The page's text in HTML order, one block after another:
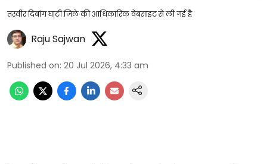
तस्वीर दिबांग घाटी जिले की आधिकारिक वेबसाइट से ली गई है
Raju Sajwan
Published on: 20 Jul 2026, 4:33 am